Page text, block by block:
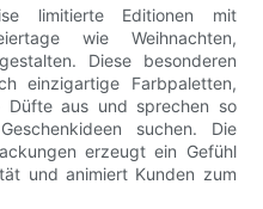
limitierte Editionen mit
wie Weihnachten,
Diese besonderen
einzigartige Farbpaletten,
Düfte aus und sprechen so
suchen. Die
erzeugt ein Gefühl
und animiert Kunden zum